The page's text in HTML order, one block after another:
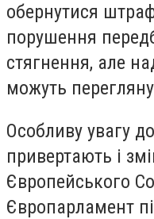
обернутися
порушення
стягнення, але
можуть
Особливу увагу
привертають і
Європейського
Європарламент